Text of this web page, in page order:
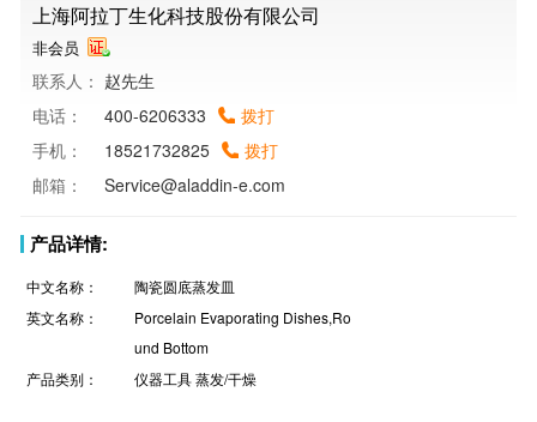
上海阿拉丁生化科技股份有限公司
非会员
联系人： 赵先生
电话：
400-6206333
拨打
手机：
18521732825
拨打
邮箱：
Service@aladdin-e.com
产品详情:
中文名称：
陶瓷圆底蒸发皿
英文名称：
Porcelain Evaporating Dishes,Ro
und Bottom
产品类别：
仪器工具 蒸发/干燥